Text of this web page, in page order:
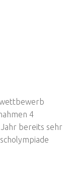
4
bereits sehr